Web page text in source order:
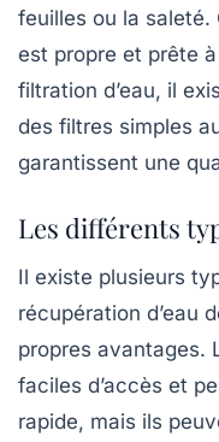
feuilles ou la saleté.
est propre et prête
filtration d’eau, il
des filtres simples
garantissent une
Les différents
Il existe plusieurs
récupération d’eau
propres avantages.
faciles d’accès et
rapide, mais ils